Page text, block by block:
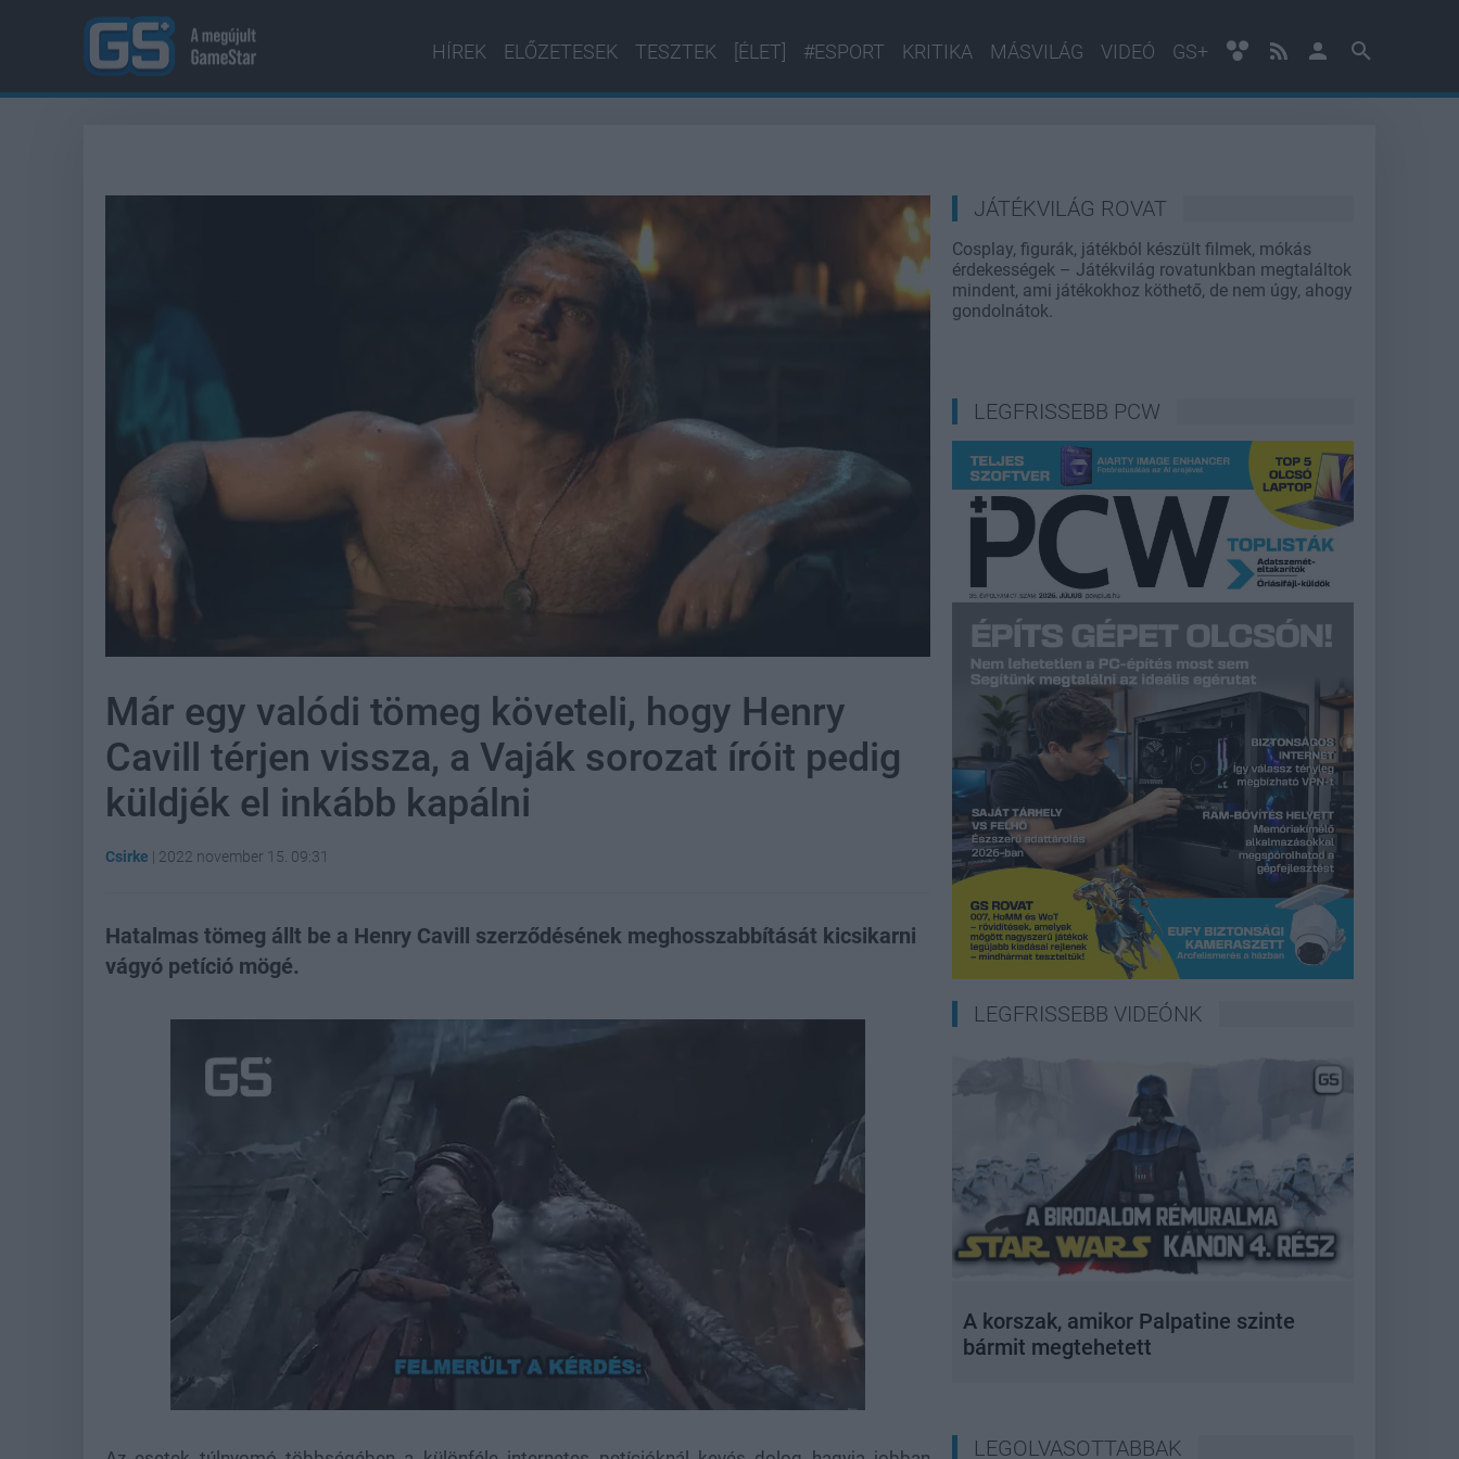
HÍREK ELŐZETESEK TESZTEK [ÉLET] #ESPORT KRITIKA MÁSVILÁG VIDEÓ GS+
Már egy valódi tömeg követeli, hogy Henry
Cavill térjen vissza, a Vaják sorozat íróit pedig
küldjék el inkább kapálni
Csirke | 2022 november 15. 09:31
Hatalmas tömeg állt be a Henry Cavill szerződésének meghosszabbítását kicsikarni
vágyó petíció mögé.
21.86%
JÁTÉKVILÁG ROVAT
Cosplay, figurák, játékból készült filmek, mókás
érdekességek – Játékvilág rovatunkban megtaláltok
mindent, ami játékokhoz köthető, de nem úgy, ahogy
gondolnátok.
LEGFRISSEBB PCW
LEGFRISSEBB VIDEÓNK
A korszak, amikor Palpatine szinte
bármit megtehetett
LEGOLVASOTTABBAK